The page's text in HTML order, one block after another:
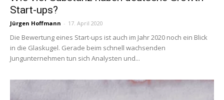
Start-ups?
Jürgen Hoffmann - 17. April 2020
Die Bewertung eines Start-ups ist auch im Jahr 2020 noch ein Blick
in die Glaskugel. Gerade beim schnell wachsenden
Jungunternehmen tun sich Analysten und...